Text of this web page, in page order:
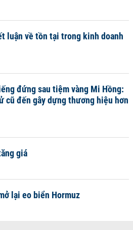
luận về tồn tại trong kinh doanh
đứng sau tiệm vàng Mi Hồng:
cũ đến gây dựng thương hiệu hơn
giá
lại eo biển Hormuz